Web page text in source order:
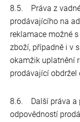
8.5. Práva z
prodávajícího na
reklamace možné
zboží, případně i v
okamžik uplatnění
prodávající obdržel
8.6. Další práva a
odpovědností